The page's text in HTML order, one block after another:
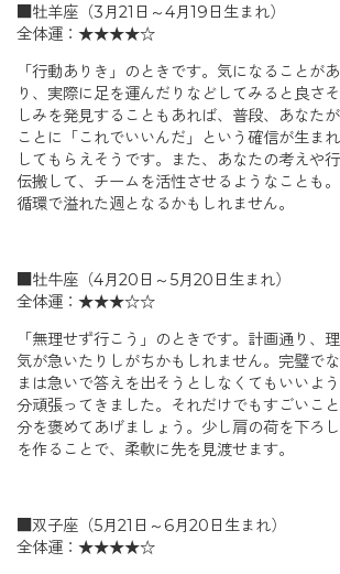
■牡羊座（3月21日～4月19日生まれ）
全体運：★★★★☆
「行動ありき」のときです。気になることが
り、実際に足を運んだりなどしてみると良さ
しみを発見することもあれば、普段、あなた
ことに「これでいいんだ」という確信が生ま
してもらえそうです。また、あなたの考えや
伝搬して、チームを活性させるようなことも
循環で溢れた週となるかもしれません。
■牡牛座（4月20日～5月20日生まれ）
全体運：★★★☆☆
「無理せず行こう」のときです。計画通り、
気が急いたりしがちかもしれません。完璧で
まは急いで答えを出そうとしなくてもいいよ
分頑張ってきました。それだけでもすごいこ
分を褒めてあげましょう。少し肩の荷を下ろ
を作ることで、柔軟に先を見渡せます。
■双子座（5月21日～6月20日生まれ）
全体運：★★★★☆